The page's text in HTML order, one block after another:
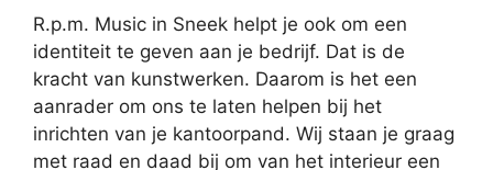
R.p.m. Music in Sneek helpt je ook om een
identiteit te geven aan je bedrijf. Dat is de
kracht van kunstwerken. Daarom is het een
aanrader om ons te laten helpen bij het
inrichten van je kantoorpand. Wij staan je graag
met raad en daad bij om van het interieur een